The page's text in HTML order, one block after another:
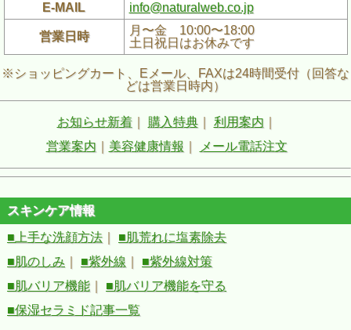
E-MAIL
info@naturalweb.co.jp
営業日時
月〜金 10:00〜18:00
土日祝日はお休みです
※ショッピングカート、Eメール、FAXは24時間受付（回答な
どは営業日時内）
お知らせ新着｜ 購入特典｜ 利用案内
営業案内
美容健康情報 メール電話注文
スキンケア情報
■上手な洗顔方法
■肌荒れに塩素除去
■肌のしみ
■紫外線
■紫外線対策
■肌バリア機能
■肌バリア機能を守る
■保湿セラミド記事一覧